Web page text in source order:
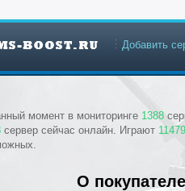
момент в мониторинге 1388
сервер сейчас онлайн. Играют 11479
Добавить
О покупателе